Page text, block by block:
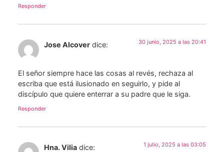
Responder
Jose Alcover dice: 30 junio, 2025 a las 20:41
El señor siempre hace las cosas al revés, rechaza al
escriba que está ilusionado en seguirlo, y pide al
discípulo que quiere enterrar a su padre que le siga.
Responder
Hna. Vilia dice: 1 julio, 2025 a las 03:05